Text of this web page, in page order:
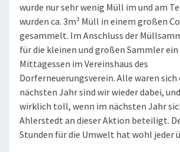
wurde nur sehr wenig Müll im und am
wurden ca. 3m³ Müll in einem großen
gesammelt. Im Anschluss der
für die kleinen und großen Sammler ein
Mittagessen im Vereinshaus des
Dorferneuerungsverein. Alle waren sich
nächsten Jahr sind wir wieder dabei,
wirklich toll, wenn im nächsten Jahr
Ahlerstedt an dieser Aktion beteiligt.
Stunden für die Umwelt hat wohl jeder